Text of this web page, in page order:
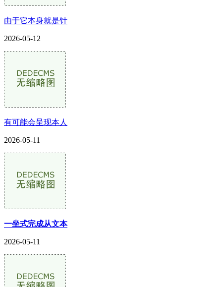
由于它本身就是针
2026-05-12
有可能会呈现本人
2026-05-11
一坐式完成从文本
2026-05-11